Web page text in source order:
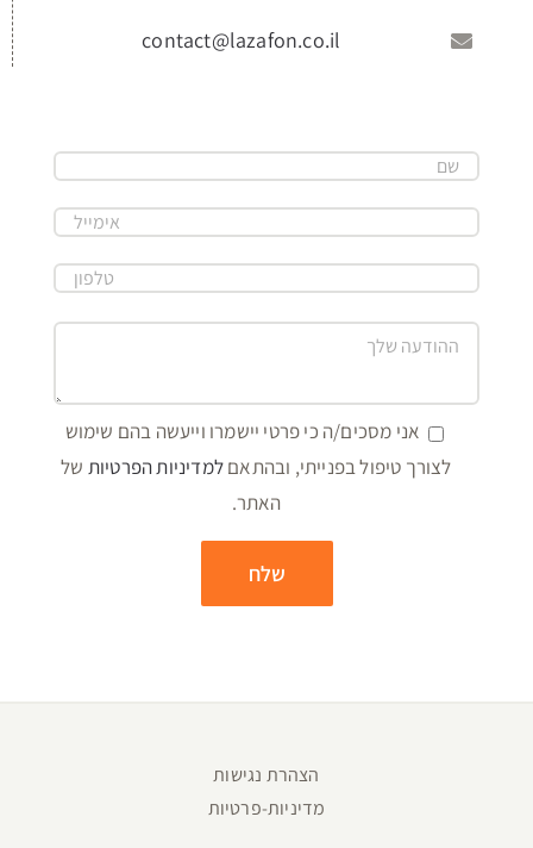
contact@lazafon.co.il
אני מסכים/ה כי פרטי יישמרו וייעשה בהם שימוש
לצורך טיפול בפנייתי, ובהתאםלמדיניות הפרטיות של
האתר.
הצהרת נגישות
מדיניות-פרטיות